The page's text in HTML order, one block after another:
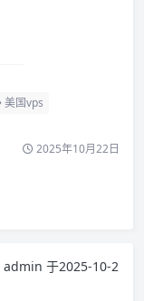
美国vps
2025年10月22日
admin 于2025-10-2